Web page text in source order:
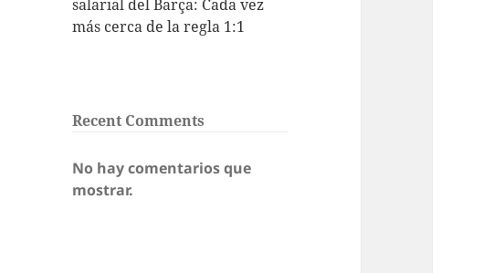
salarial del Barça: Cada vez
más cerca de la regla 1:1
Recent Comments
No hay comentarios que
mostrar.